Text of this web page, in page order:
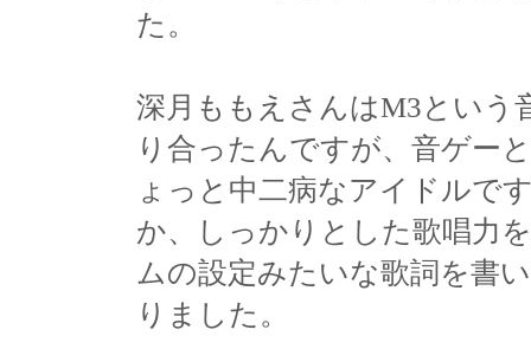
た。
深月ももえさんはM3という
り合ったんですが、音ゲー
ょっと中二病なアイドルで
か、しっかりとした歌唱力
ムの設定みたいな歌詞を書
りました。